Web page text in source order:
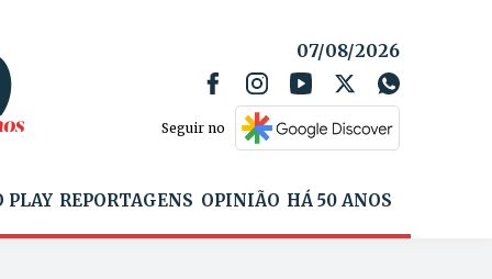
07/08/2026
Seguir no
PLAY REPORTAGENS OPINIÃO HÁ 50 ANOS